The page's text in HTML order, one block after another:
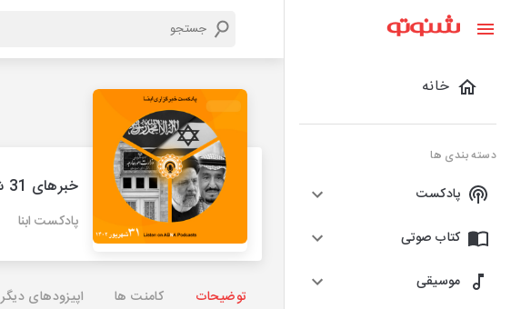
خانه
دسته بندی ها
پادکست
کتاب صوتی
موسیقی
خبرهای 31 شهریور 1402
پادکست ابنا
توضیحات کامنت ها اپیزودهای دیگر